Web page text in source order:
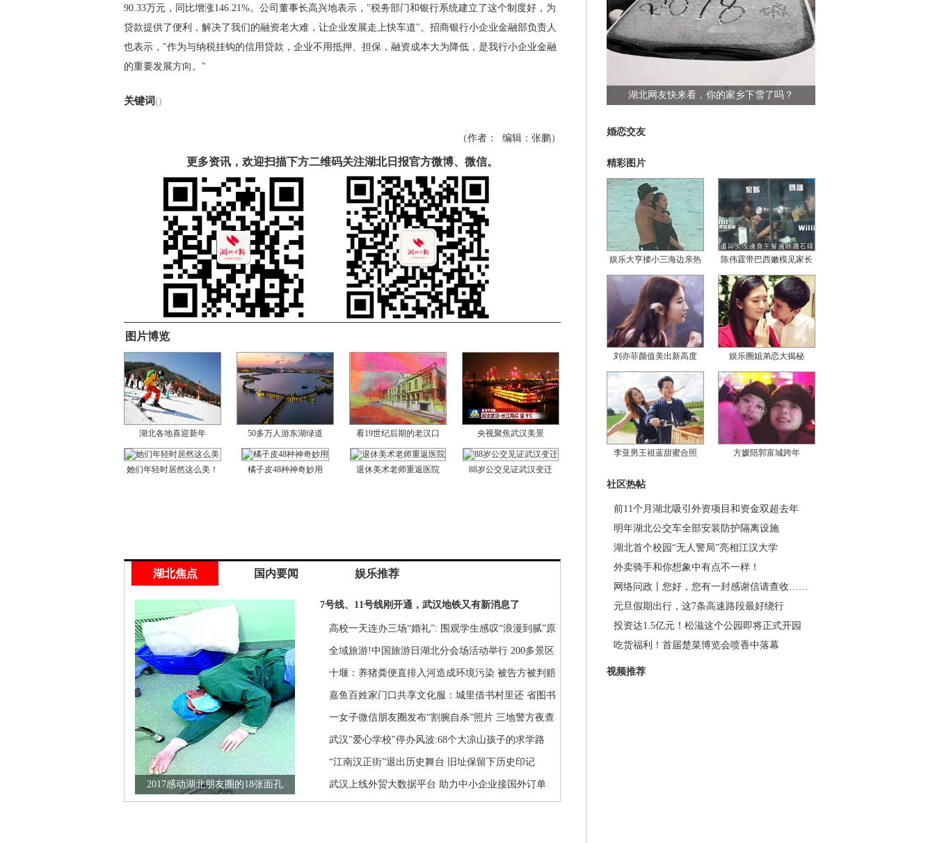
90.33万元，同比增涨146.21%。公司董事长高兴地表示，"税务部门和银行系统建立了这个制度好，为
贷款提供了便利，解决了我们的融资老大难，让企业发展走上快车道"。招商银行小企业金融部负责人
也表示，"作为与纳税挂钩的信用贷款，企业不用抵押、担保，融资成本大为降低，是我行小企业金融
的重要发展方向。"
关键词()
（作者： 编辑： 张鹏）
更多资讯，欢迎扫描下方二维码关注湖北日报官方微博、微信。
图片博览
湖北各地喜迎新年 50多万人游东湖绿道 看19世纪后期的老汉口 央视聚焦武汉美景
她们年轻时居然这么美！ 橘子皮48种神奇妙用 退休美术老师重返医院 88岁公交见证武汉变迁
湖北焦点 国内要闻 娱乐推荐
2017感动湖北朋友圈的18张面孔
7号线、11号线刚开通，武汉地铁又有新消息了
高校一天连办三场“婚礼”: 围观学生感叹“浪漫到腻”原
来是因为…
全域旅游!中国旅游日湖北分会场活动举行 200多景区
推优惠政策
十堰：养猪粪便直排入河造成环境污染 被告方被判赔
偿40余万元
嘉鱼百姓家门口共享文化服：城里借书村里还 省图书
馆讲座家里看
一女子微信朋友圈发布“割腕自杀”照片 三地警方夜查
发现竟是闹剧
武汉"爱心学校"停办风波:68个大凉山孩子的求学路
“江南汉正街”退出历史舞台 旧址保留下历史印记
武汉上线外贸大数据平台 助力中小企业接国外订单
湖北网友快来看，你的家乡下雪了吗？
婚恋交友
精彩图片
娱乐大亨搂小三海边亲热 陈伟霆带巴西嫩模见家长
刘亦菲颜值美出新高度 娱乐圈姐弟恋大揭秘
李亚男王祖蓝甜蜜合照 方媛陪郭富城跨年
社区热帖
前11个月湖北吸引外资项目和资金双超去年
明年湖北公交车全部安装防护隔离设施
湖北首个校园“无人警局”亮相江汉大学
外卖骑手和你想象中有点不一样！
网络问政丨您好，您有一封感谢信请查收……
元旦假期出行，这7条高速路段最好绕行
投资达1.5亿元！松滋这个公园即将正式开园
吃货福利！首届楚菜博览会喷香中落幕
视频推荐